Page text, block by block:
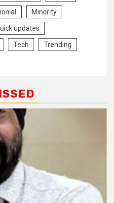
Minority
updates
Tech Trending